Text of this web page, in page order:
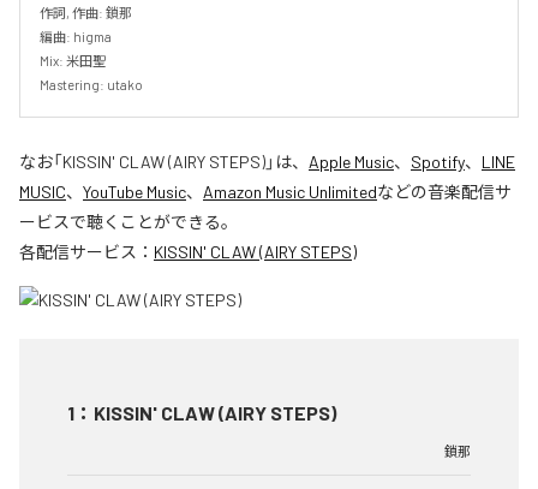
作詞, 作曲: 鎖那
編曲: higma
Mix: 米田聖
Mastering: utako
なお「KISSIN' CLAW (AIRY STEPS)」は、 Apple Music、 Spotify、 LINE
MUSIC、 YouTube Music、 Amazon Music Unlimitedなどの音楽配信サ
ービスで聴くことができる。
各配信サービス： KISSIN' CLAW (AIRY STEPS)
1 ： KISSIN' CLAW (AIRY STEPS)
鎖那